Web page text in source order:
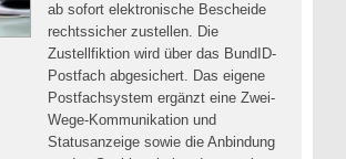
ab sofort elektronische Bescheide
rechtssicher zustellen. Die
Zustellfiktion wird über das BundID-
Postfach abgesichert. Das eigene
Postfachsystem ergänzt eine Zwei-
Wege-Kommunikation und
Statusanzeige sowie die Anbindung